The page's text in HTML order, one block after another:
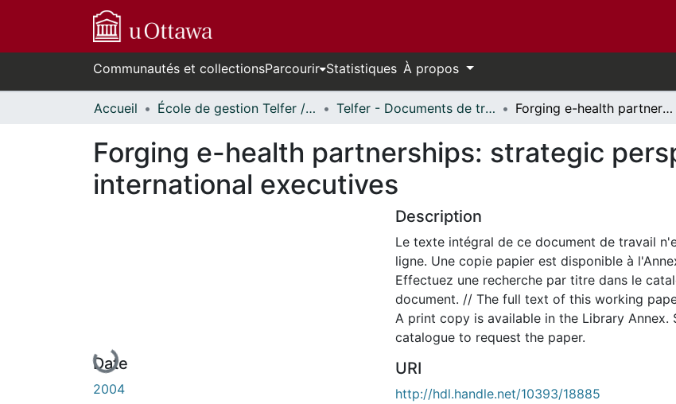
Communautés et collectionsParcourir Statistiques À propos
Accueil École de gestion Telfer // Telfer School of Management Telfer - Documents de travail // Telfer - Working Papers Forging e-health partnerships: strategic perspectives from international executives
Forging e-health partnerships: strategic
international executives
En cours de chargement...
Date
2004
Description
Le texte intégral de ce document de travail
ligne. Une copie papier est disponible à
Effectuez une recherche par titre dans le
document. // The full text of this working
A print copy is available in the Library Annex.
catalogue to request the paper.
URI
http://hdl.handle.net/10393/18885